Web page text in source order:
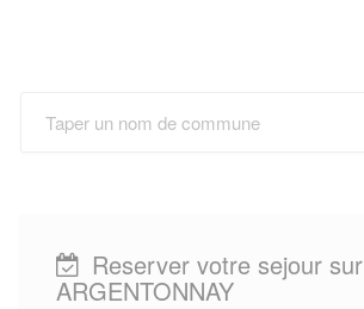
Reserver votre sejour sur
ARGENTONNAY